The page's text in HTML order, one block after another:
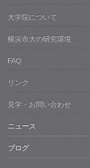
大学院について
横浜市大の研究環境
FAQ
リンク
見学・お問い合わせ
ニュース
ブログ